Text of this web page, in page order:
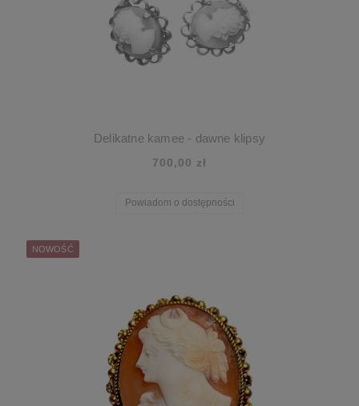
Delikatne kamee - dawne klipsy
700,00 zł
Powiadom o dostępności
NOWOŚĆ